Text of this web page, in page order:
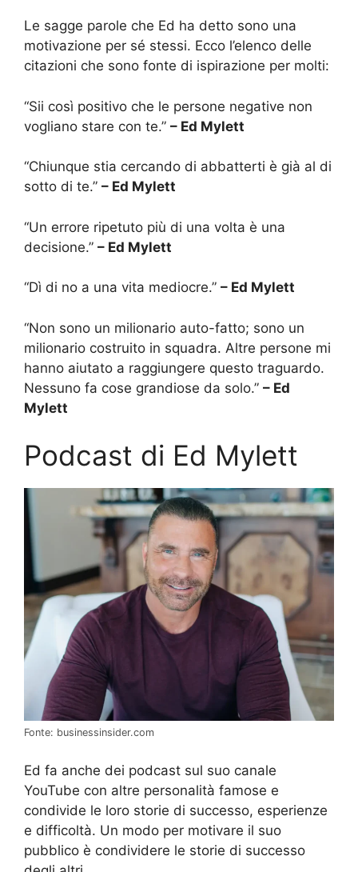
Le sagge parole che Ed ha detto sono una
motivazione per sé stessi. Ecco l’elenco delle
citazioni che sono fonte di ispirazione per molti:
“Sii così positivo che le persone negative non
vogliano stare con te.” – Ed Mylett
“Chiunque stia cercando di abbatterti è già al di
sotto di te.” – Ed Mylett
“Un errore ripetuto più di una volta è una
decisione.” – Ed Mylett
“Dì di no a una vita mediocre.” – Ed Mylett
“Non sono un milionario auto-fatto; sono un
milionario costruito in squadra. Altre persone mi
hanno aiutato a raggiungere questo traguardo.
Nessuno fa cose grandiose da solo.” – Ed
Mylett
Podcast di Ed Mylett
Fonte: businessinsider.com
Ed fa anche dei podcast sul suo canale
YouTube con altre personalità famose e
condivide le loro storie di successo, esperienze
e difficoltà. Un modo per motivare il suo
pubblico è condividere le storie di successo